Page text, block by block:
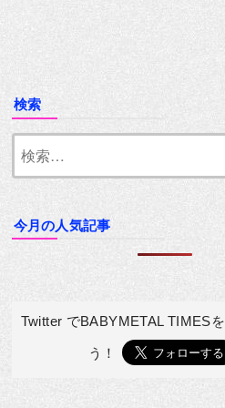
検索
今月の人気記事
Twitter でBABYMETAL TIMESを
う！